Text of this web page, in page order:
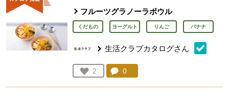
フルーツグラノーラボウル
くだもの ヨーグルト りんご バナナ
生活クラブカタログさん
お気に入り登録：
2
人が登録
コメント：
0